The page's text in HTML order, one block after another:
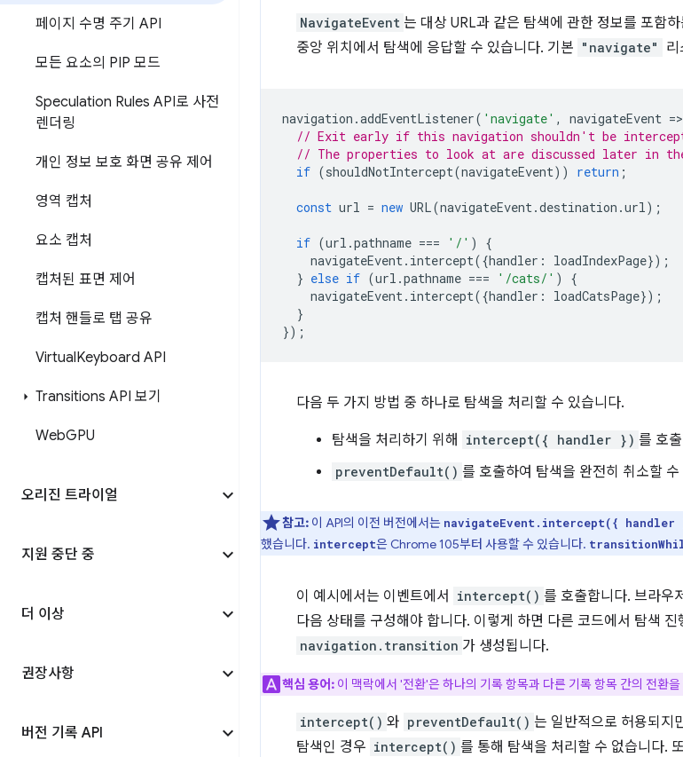
페이지 수명 주기 API
모든 요소의 PIP 모드
Speculation Rules API로 사전
렌더링
개인 정보 보호 화면 공유 제어
영역 캡처
요소 캡처
캡처된 표면 제어
캡처 핸들로 탭 공유
VirtualKeyboard API
Transitions API 보기
WebGPU
오리진 트라이얼
지원 중단 중
더 이상
권장사항
버전 기록 API
NavigateEvent 는 대상 URL과 같은 탐색에 관한 정보를 포함하
중앙 위치에서 탐색에 응답할 수 있습니다. 기본 "navigate"
navigation .addEventListener( 'navigate' , navigateEvent =>
// Exit early if this navigation shouldn't be
// The properties to look at are discussed later in
if (shouldNotIntercept(navigateEvent)) return ;
const url = new URL(navigateEvent.destination .url);
if (url .pathname === '/' )
{
navigateEvent. intercept({handler : loadIndexPage});
} else if (url .pathname === '/cats/' )
{
navigateEvent. intercept({handler : loadCatsPage});
}
});
다음 두 가지 방법 중 하나로 탐색을 처리할 수 있습니다.
탐색을 처리하기 위해 intercept({ handler }) 를 호
preventDefault() 를 호출하여 탐색을 완전히 취소할 수
참고: 이 API의 이전 버전에서는 navigateEvent.intercept({ handler
했습니다. intercept은 Chrome 105부터 사용할 수 있습니다.
이 예시에서는 이벤트에서 intercept() 를 호출합니다. 브라우
다음 상태를 구성해야 합니다. 이렇게 하면 다른 코드에서 탐색
navigation.transition 가 생성됩니다.
핵심 용어: 이 맥락에서 '전환'은 하나의 기록 항목과 다른 기록 항목 간의 전환
intercept() 와 preventDefault() 는 일반적으로 허용되지
탐색인 경우 intercept() 를 통해 탐색을 처리할 수 없습니다.